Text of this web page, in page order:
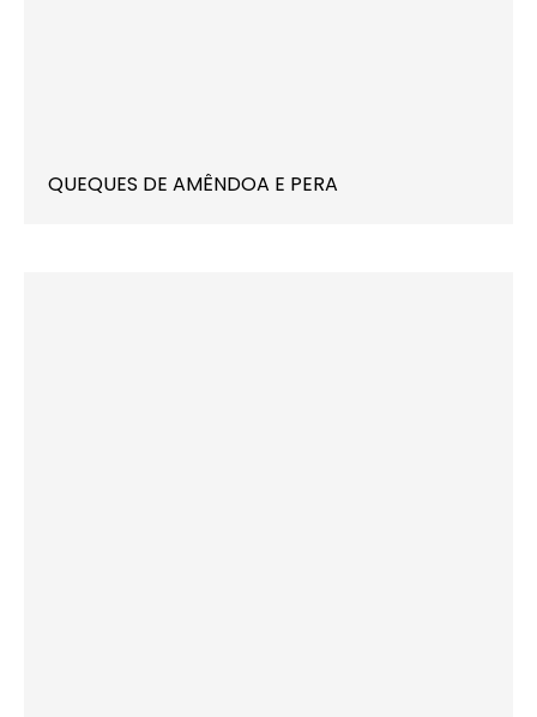
QUEQUES DE AMÊNDOA E PERA